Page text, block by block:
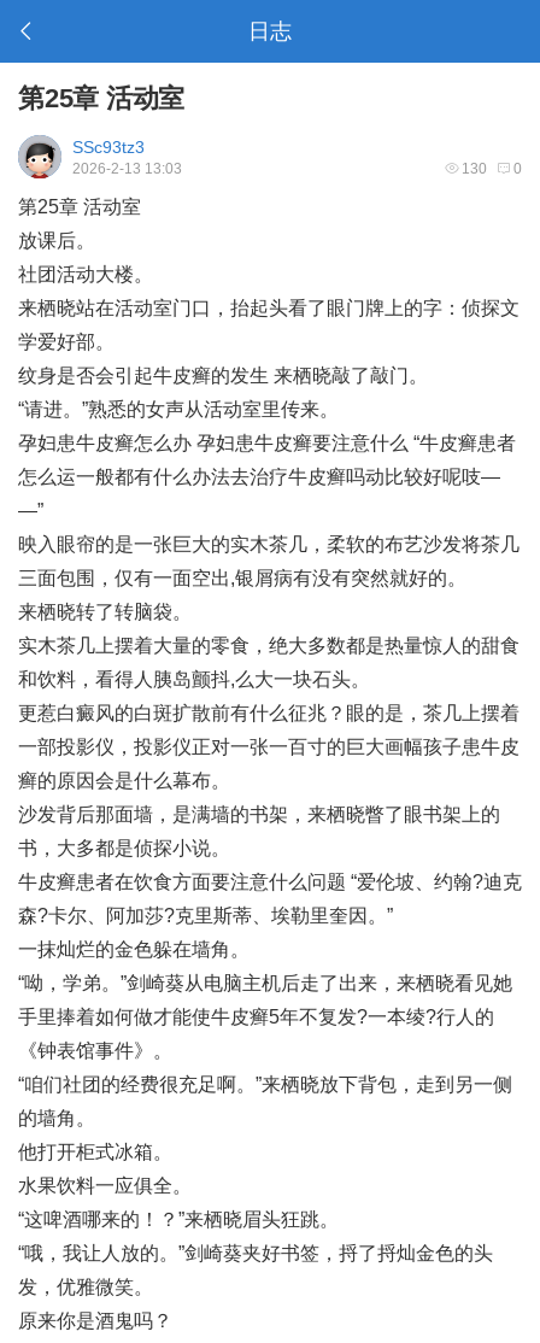
日志
第25章 活动室
SSc93tz3
130 0
2026-2-13 13:03
第25章 活动室
放课后。
社团活动大楼。
来栖晓站在活动室门口，抬起头看了眼门牌上的字：侦探文
学爱好部。
纹身是否会引起牛皮癣的发生 来栖晓敲了敲门。
“请进。”熟悉的女声从活动室里传来。
孕妇患牛皮癣怎么办 孕妇患牛皮癣要注意什么 “牛皮癣患者
怎么运一般都有什么办法去治疗牛皮癣吗动比较好呢吱―
―”
映入眼帘的是一张巨大的实木茶几，柔软的布艺沙发将茶几
三面包围，仅有一面空出,银屑病有没有突然就好的。
来栖晓转了转脑袋。
实木茶几上摆着大量的零食，绝大多数都是热量惊人的甜食
和饮料，看得人胰岛颤抖,么大一块石头。
更惹白癜风的白斑扩散前有什么征兆？ 眼的是，茶几上摆着
一部投影仪，投影仪正对一张一百寸的巨大画幅孩子患牛皮
癣的原因会是什么幕布。
沙发背后那面墙，是满墙的书架，来栖晓瞥了眼书架上的
书，大多都是侦探小说。
牛皮癣患者在饮食方面要注意什么问题 “爱伦坡、约翰?迪克
森?卡尔、阿加莎?克里斯蒂、埃勒里奎因。”
一抹灿烂的金色躲在墙角。
“呦，学弟。”剑崎葵从电脑主机后走了出来，来栖晓看见她
手里捧着如何做才能使牛皮癣5年不复发?一本绫?行人的
《钟表馆事件》。
“咱们社团的经费很充足啊。”来栖晓放下背包，走到另一侧
的墙角。
他打开柜式冰箱。
水果饮料一应俱全。
“这啤酒哪来的！？”来栖晓眉头狂跳。
“哦，我让人放的。”剑崎葵夹好书签，捋了捋灿金色的头
发，优雅微笑。
原来你是酒鬼吗？